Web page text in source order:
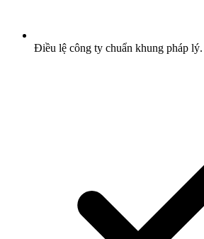
Điều lệ công ty chuẩn khung pháp lý.